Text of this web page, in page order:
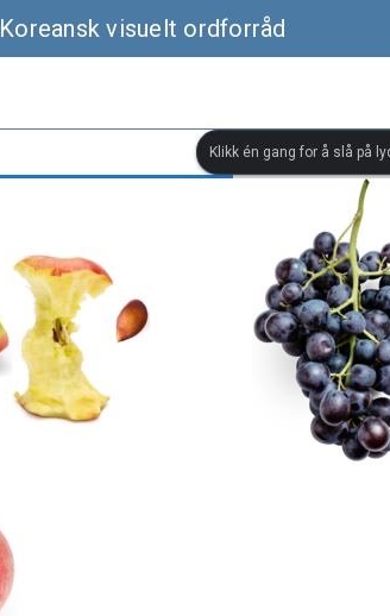
Koreansk visuelt ordforråd
Klikk én gang for å slå på